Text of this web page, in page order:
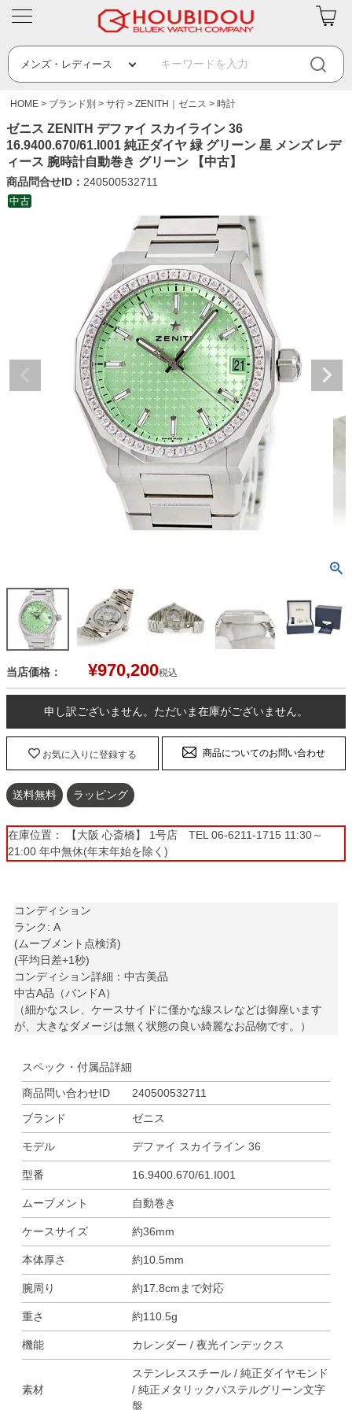
HOME ブランド別 サ行 ZENITH｜ゼニス 時計
ゼニス ZENITH デファイ スカイライン 36
16.9400.670/61.I001 純正ダイヤ 緑 グリーン 星 メンズ レデ
ィース 腕時計自動巻き グリーン 【中古】
商品問合せID： 240500532711
中古
当店価格： ¥970,200税込
申し訳ございません。ただいま在庫がございません。
お気に入りに登録する 商品についてのお問い合わせ
送料無料 ラッピング
在庫位置： 【大阪 心斎橋】 1号店 TEL 06-6211-1715 11:30～
21:00 年中無休(年末年始を除く)
コンディション
ランク: A
(ムーブメント点検済)
(平均日差+1秒)
コンディション詳細：中古美品
中古A品（バンドA）
（細かなスレ、ケースサイドに僅かな線スレなどは御座います
が、大きなダメージは無く状態の良い綺麗なお品物です。）
スペック・付属品詳細
商品問い合わせID
240500532711
ブランド
ゼニス
モデル デファイ スカイライン 36
型番 16.9400.670/61.I001
ムーブメント 自動巻き
ケースサイズ 約36mm
本体厚さ 約10.5mm
腕周り 約17.8cmまで対応
重さ 約110.5g
機能 カレンダー / 夜光インデックス
素材
ステンレススチール / 純正ダイヤモンド
/ 純正メタリックパステルグリーン文字
盤